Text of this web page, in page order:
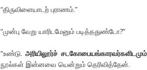
“திருவிளையாடற் புராணம்.”
“முன்பு வேறு யாரிடமேனும் படித்ததுண்டோ?”
“உண்டு. அரியிலூர்ச் சடகோபையங்காரவர்களிடமும்
நூல்கள் இன்னவை யென்றும் தெரிவித்தேன்.